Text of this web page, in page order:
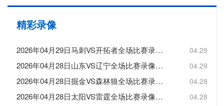
精彩录像
2026年04月29日马刺VS开拓者全场比赛录像回放 04.29
2026年04月28日山东VS辽宁全场比赛录像回放 04.29
2026年04月28日掘金VS森林狼全场比赛录像回放 04.28
2026年04月28日太阳VS雷霆全场比赛录像回放 04.28